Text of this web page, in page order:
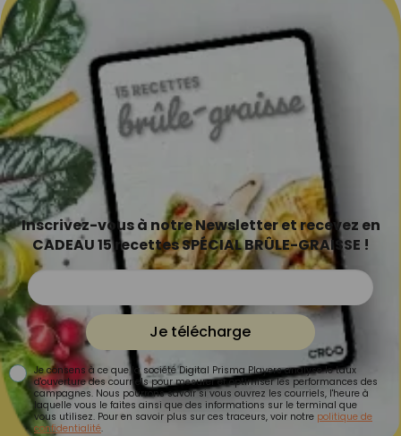
Inscrivez-vous à notre Newsletter et recevez en
CADEAU 15 recettes SPÉCIAL BRÛLE-GRAISSE !
Je télécharge
Je consens à ce que la société Digital Prisma Players analyse le taux
d'ouverture des courriels pour mesurer et optimiser les performances des
campagnes. Nous pourrons savoir si vous ouvrez les courriels, l'heure à
laquelle vous le faites ainsi que des informations sur le terminal que
vous utilisez. Pour en savoir plus sur ces traceurs, voir notre politique de
confidentialité.